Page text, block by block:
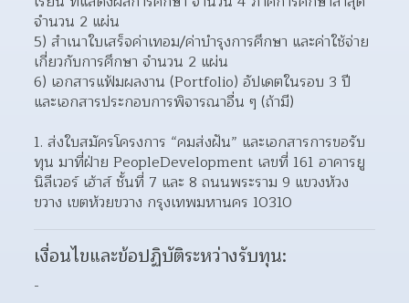
จำนวน 2 แผ่น
5) สำเนาใบเสร็จค่าเทอม/ค่าบำรุงการศึกษา และค่าใช้จ่าย
เกี่ยวกับการศึกษา จำนวน 2 แผ่น
6) เอกสารแฟ้มผลงาน (Portfolio) อัปเดตในรอบ 3 ปี
และเอกสารประกอบการพิจารณาอื่น ๆ (ถ้ามี)
ส่งใบสมัครโครงการ “คมส่งฝัน” และเอกสารการขอรับ
ทุน มาที่ฝ่าย PeopleDevelopment เลขที่ 161 อาคารยู
นิลีเวอร์ เฮ้าส์ ชั้นที่ 7 และ 8 ถนนพระราม 9 แขวงห้วง
ขวาง เขตห้วยขวาง กรุงเทพมหานคร 10310
เงื่อนไขและข้อปฏิบัติระหว่างรับทุน:
-